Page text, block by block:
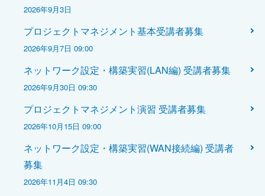
2026年9月3日
プロジェクトマネジメント基本受講者募集
2026年9月7日 09:00
ネットワーク設定・構築実習(LAN編) 受講者募集
2026年9月30日 09:30
プロジェクトマネジメント演習 受講者募集
2026年10月15日 09:00
ネットワーク設定・構築実習(WAN接続編) 受講者
募集
2026年11月4日 09:30